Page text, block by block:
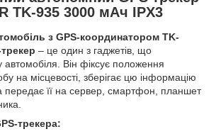
TK-935 3000 мАч IPX3
з GPS-координатором TK-
– це один з гаджетів, що
автомобіля. Він фіксує положення
на місцевості, зберігає цю інформацію
передає її на сервер, смартфон, планшет
трекера: